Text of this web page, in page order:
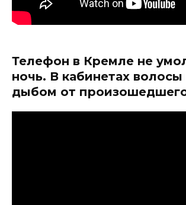
Телефон в Кремле не
ночь. В кабинетах волосы
дыбом от